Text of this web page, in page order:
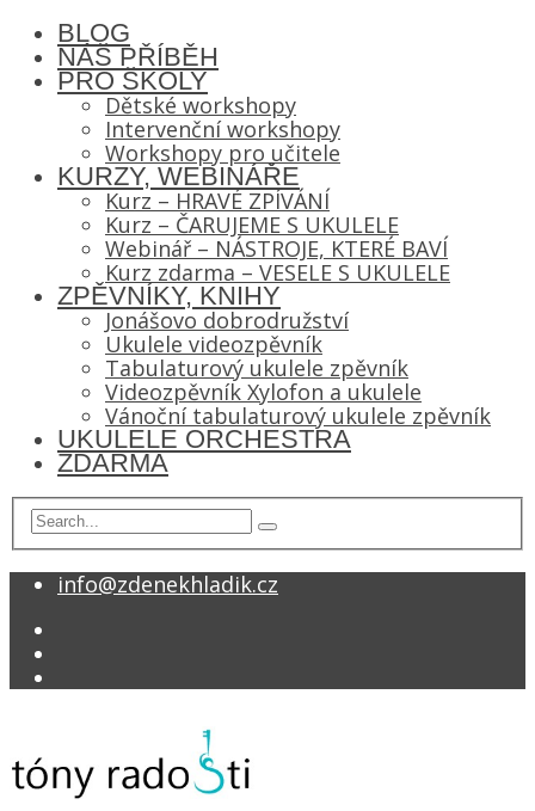
BLOG
NÁŠ PŘÍBĚH
PRO ŠKOLY
Dětské workshopy
Intervenční workshopy
Workshopy pro učitele
KURZY, WEBINÁŘE
Kurz – HRAVÉ ZPÍVÁNÍ
Kurz – ČARUJEME S UKULELE
Webinář – NÁSTROJE, KTERÉ BAVÍ
Kurz zdarma – VESELE S UKULELE
ZPĚVNÍKY, KNIHY
Jonášovo dobrodružství
Ukulele videozpěvník
Tabulaturový ukulele zpěvník
Videozpěvník Xylofon a ukulele
Vánoční tabulaturový ukulele zpěvník
UKULELE ORCHESTRA
ZDARMA
info@zdenekhladik.cz